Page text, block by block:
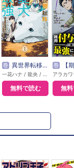
巻 異世界転移したら愛犬が最強になりました ～シルバーフェンリルと俺が異世界暮らしを始めたら～ THE COMIC
無料で読む
巻 【期間限定無料】
無